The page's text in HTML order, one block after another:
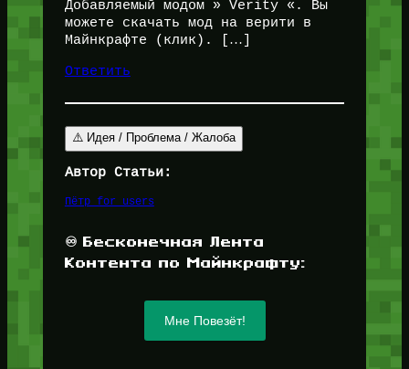
Добавляемый модом » Verity «. Вы
можете скачать мод на верити в
Майнкрафте (клик). […]
Ответить
⚠️ Идея / Проблема / Жалоба
Автор Статьи:
Пётр for_users
♾️ Бесконечная Лента
Контента по Майнкрафту:
Мне Повезёт!